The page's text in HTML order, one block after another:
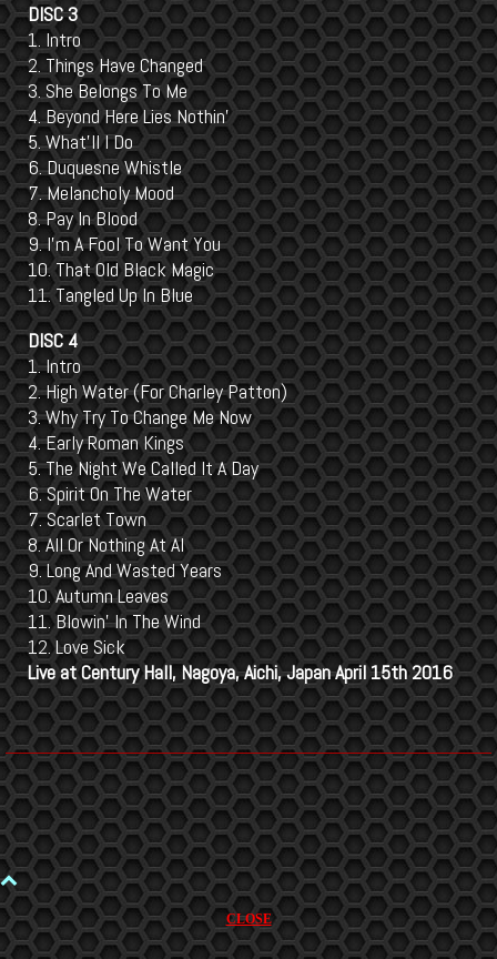
DISC 3
1. Intro
2. Things Have Changed
3. She Belongs To Me
4. Beyond Here Lies Nothin’
5. What’ll I Do
6. Duquesne Whistle
7. Melancholy Mood
8. Pay In Blood
9. I’m A Fool To Want You
10. That Old Black Magic
11. Tangled Up In Blue
DISC 4
1. Intro
2. High Water (For Charley Patton)
3. Why Try To Change Me Now
4. Early Roman Kings
5. The Night We Called It A Day
6. Spirit On The Water
7. Scarlet Town
8. All Or Nothing At Al
9. Long And Wasted Years
10. Autumn Leaves
11. Blowin’ In The Wind
12. Love Sick
Live at Century Hall, Nagoya, Aichi, Japan April 15th 2016
CLOSE